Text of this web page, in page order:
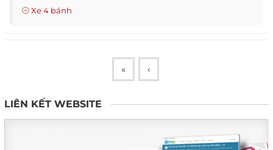
Xe 4 bánh
« ‹
LIÊN KẾT WEBSITE